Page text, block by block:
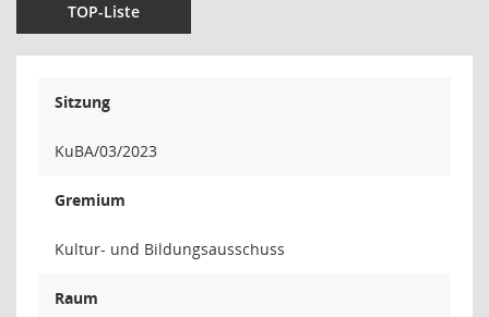
TOP-Liste
Sitzung
KuBA/03/2023
Gremium
Kultur- und Bildungsausschuss
Raum